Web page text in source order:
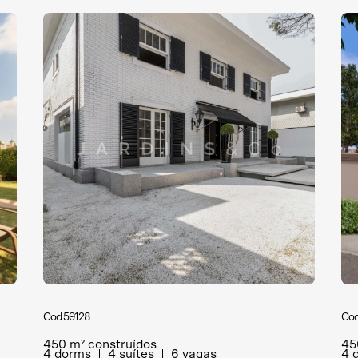
Cod 59128
450 m² construídos
4 dorms 4 suítes 6 vagas 4